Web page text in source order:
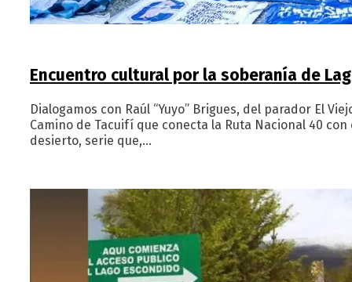
Encuentro cultural por la soberanía de
Dialogamos con Raúl “Yuyo” Brigues, del parador El
Camino de Tacuifí que conecta la Ruta Nacional 40
desierto, serie que,…